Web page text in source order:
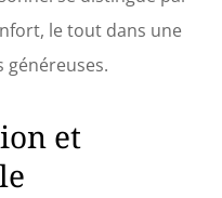
pour libérer vos
La fenêtre
vous offre une
et peut être
de l'air frais
vous vous sentez
le tout dans une
généreuses.
et